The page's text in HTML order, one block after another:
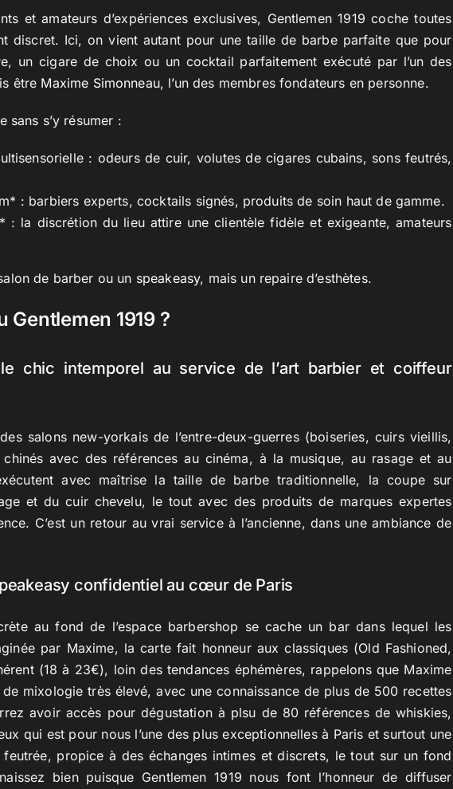
et amateurs d’expériences exclusives, Gentlemen 1919 coche toutes
discret. Ici, on vient autant pour une taille de barbe parfaite que pour
un cigare de choix ou un cocktail parfaitement exécuté par l’un des
être Maxime Simonneau, l’un des membres fondateurs en personne.
sans s’y résumer :
: odeurs de cuir, volutes de cigares cubains, sons feutrés,
: barbiers experts, cocktails signés, produits de soin haut de gamme.
: la discrétion du lieu attire une clientèle fidèle et exigeante, amateurs
de barber ou un speakeasy, mais un repaire d’esthètes.
Gentlemen 1919 ?
chic intemporel au service de l’art barbier et coiffeur
salons new-yorkais de l’entre-deux-guerres (boiseries, cuirs vieillis,
avec des références au cinéma, à la musique, au rasage et au
avec maîtrise la taille de barbe traditionnelle, la coupe sur
et du cuir chevelu, le tout avec des produits de marques expertes
C’est un retour au vrai service à l’ancienne, dans une ambiance de
confidentiel au cœur de Paris
au fond de l’espace barbershop se cache un bar dans lequel les
par Maxime, la carte fait honneur aux classiques (Old Fashioned,
(18 à 23€), loin des tendances éphémères, rappelons que Maxime
de mixologie très élevé, avec une connaissance de plus de 500 recettes
avoir accès pour dégustation à plsu de 80 références de whiskies,
qui est pour nous l’une des plus exceptionnelles à Paris et surtout une
propice à des échanges intimes et discrets, le tout sur un fond
bien puisque Gentlemen 1919 nous font l’honneur de diffuser